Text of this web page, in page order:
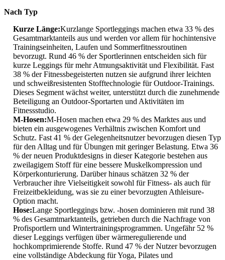
Nach Typ
Kurze Länge:Kurzlange Sportleggings machen etwa 33 % des
Gesamtmarktanteils aus und werden vor allem für hochintensive
Trainingseinheiten, Laufen und Sommerfitnessroutinen
bevorzugt. Rund 46 % der Sportlerinnen entscheiden sich für
kurze Leggings für mehr Atmungsaktivität und Flexibilität. Fast
38 % der Fitnessbegeisterten nutzen sie aufgrund ihrer leichten
und schweißresistenten Stofftechnologie für Outdoor-Trainings.
Dieses Segment wächst weiter, unterstützt durch die zunehmende
Beteiligung an Outdoor-Sportarten und Aktivitäten im
Fitnessstudio.
M-Hosen:M-Hosen machen etwa 29 % des Marktes aus und
bieten ein ausgewogenes Verhältnis zwischen Komfort und
Schutz. Fast 41 % der Gelegenheitsnutzer bevorzugen diesen Typ
für den Alltag und für Übungen mit geringer Belastung. Etwa 36
% der neuen Produktdesigns in dieser Kategorie bestehen aus
zweilagigem Stoff für eine bessere Muskelkompression und
Körperkonturierung. Darüber hinaus schätzen 32 % der
Verbraucher ihre Vielseitigkeit sowohl für Fitness- als auch für
Freizeitbekleidung, was sie zu einer bevorzugten Athleisure-
Option macht.
Hose:Lange Sportleggings bzw. -hosen dominieren mit rund 38
% des Gesamtmarktanteils, getrieben durch die Nachfrage von
Profisportlern und Wintertrainingsprogrammen. Ungefähr 52 %
dieser Leggings verfügen über wärmeregulierende und
hochkomprimierende Stoffe. Rund 47 % der Nutzer bevorzugen
eine vollständige Abdeckung für Yoga, Pilates und